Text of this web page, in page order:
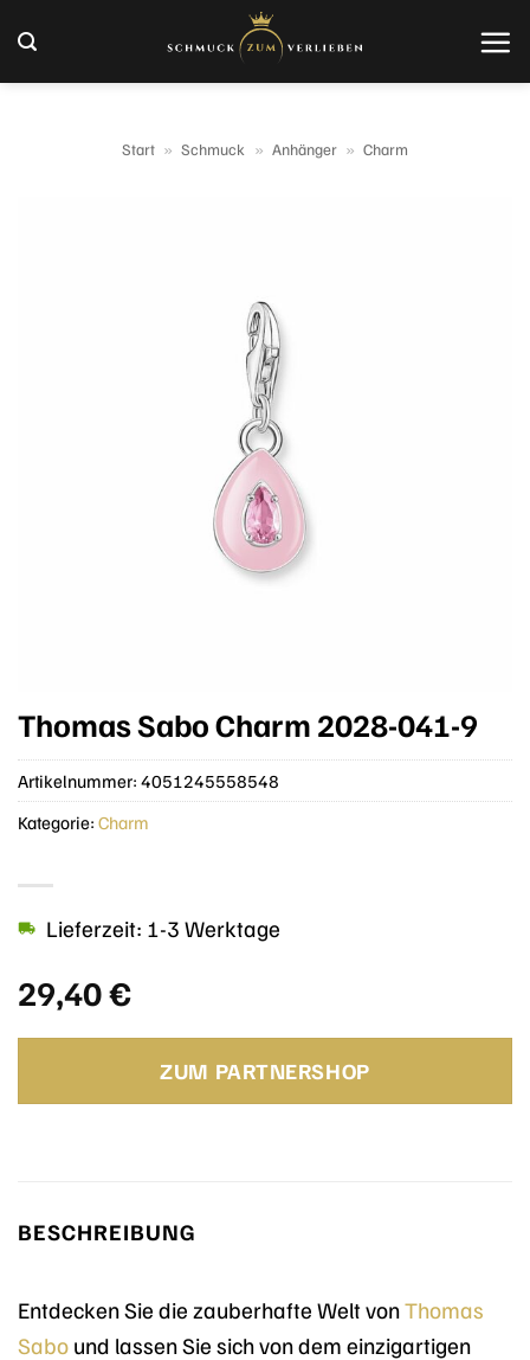
Inhalt
springen
Start » Schmuck » Anhänger » Charm
Thomas Sabo Charm 2028-041-9
29,40€
Lieferzeit: 1-3 Werktage
ZUM PARTNERSHOP
Artikelnummer: 4051245558548
Kategorie: Charm
BESCHREIBUNG
Entdecken Sie die zauberhafte Welt vonThomas
Sabo und lassen Sie sich von dem einzigartigen